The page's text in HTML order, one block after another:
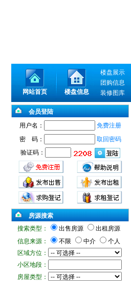
网站首页 楼盘信息
楼盘展示
团购信息
装修图库
会员登陆
用户名：
免费注册
密 码：
取回密码
验证码：
房源搜索
搜索类型：
出售房源
出租房源
信息来源：
不限 中介
个人
区域方位：
小区地段：
房屋类型：